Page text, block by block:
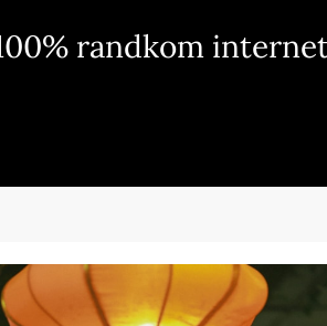
randkom